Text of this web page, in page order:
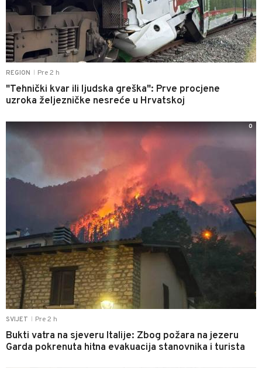
REGION Pre 2 h
"Tehnički kvar ili ljudska greška": Prve procjene
uzroka željezničke nesreće u Hrvatskoj
SVIJET Pre 2 h
Bukti vatra na sjeveru Italije: Zbog požara na jezeru
Garda pokrenuta hitna evakuacija stanovnika i turista
0